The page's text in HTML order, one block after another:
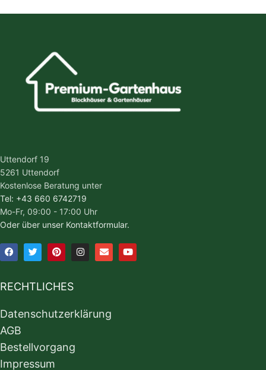
Uttendorf 19
5261 Uttendorf
Kostenlose Beratung unter
Tel: +43 660 6742719
Mo-Fr, 09:00 - 17:00 Uhr
Oder über unser Kontaktformular.
RECHTLICHES
Datenschutzerklärung
AGB
Bestellvorgang
Impressum